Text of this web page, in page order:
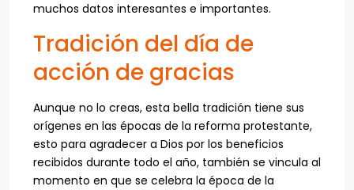
muchos datos interesantes e importantes.
Tradición del día de
acción de gracias
Aunque no lo creas, esta bella tradición tiene sus
orígenes en las épocas de la reforma protestante,
esto para agradecer a Dios por los beneficios
recibidos durante todo el año, también se vincula al
momento en que se celebra la época de la